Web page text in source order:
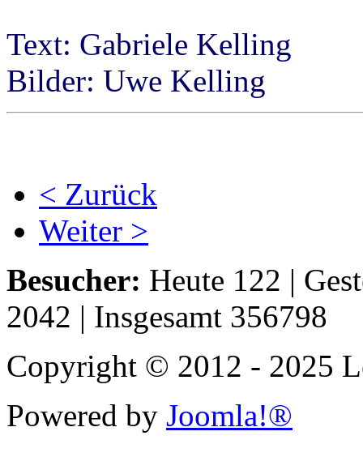
Text: Gabriele Kelling
Bilder: Uwe Kelling
< Zurück
Weiter >
Besucher: Heute 122 |
2042 | Insgesamt 356798
Copyright © 2012 - 2025
Powered by Joomla!®